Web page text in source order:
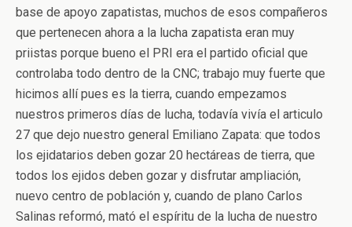
base de apoyo zapatistas, muchos de esos compañeros
que pertenecen ahora a la lucha zapatista eran muy
priistas porque bueno el PRI era el partido oficial que
controlaba todo dentro de la CNC; trabajo muy fuerte que
hicimos allí pues es la tierra, cuando empezamos
nuestros primeros días de lucha, todavía vivía el articulo
27 que dejo nuestro general Emiliano Zapata: que todos
los ejidatarios deben gozar 20 hectáreas de tierra, que
todos los ejidos deben gozar y disfrutar ampliación,
nuevo centro de población y, cuando de plano Carlos
Salinas reformó, mató el espíritu de la lucha de nuestro